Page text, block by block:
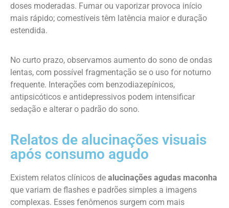
doses moderadas. Fumar ou vaporizar provoca início
mais rápido; comestíveis têm latência maior e duração
estendida.
No curto prazo, observamos aumento do sono de ondas
lentas, com possível fragmentação se o uso for noturno
frequente. Interações com benzodiazepínicos,
antipsicóticos e antidepressivos podem intensificar
sedação e alterar o padrão do sono.
Relatos de alucinações visuais
após consumo agudo
Existem relatos clínicos de alucinações agudas maconha
que variam de flashes e padrões simples a imagens
complexas. Esses fenômenos surgem com mais